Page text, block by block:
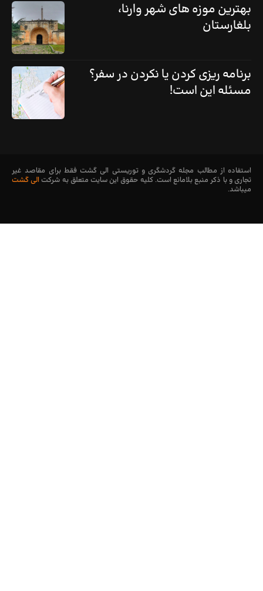
بهترین موزه های شهر وارنا،
بلغارستان
برنامه ریزی کردن یا نکردن در سفر؟
مسئله این است!
استفاده از مطالب مجله گردشگری و توریستی الی گشت فقط برای مقاصد غیر
تجاری و با ذکر منبع بلامانع است. کليه حقوق اين سايت متعلق به شرکت الی گشت
میباشد.